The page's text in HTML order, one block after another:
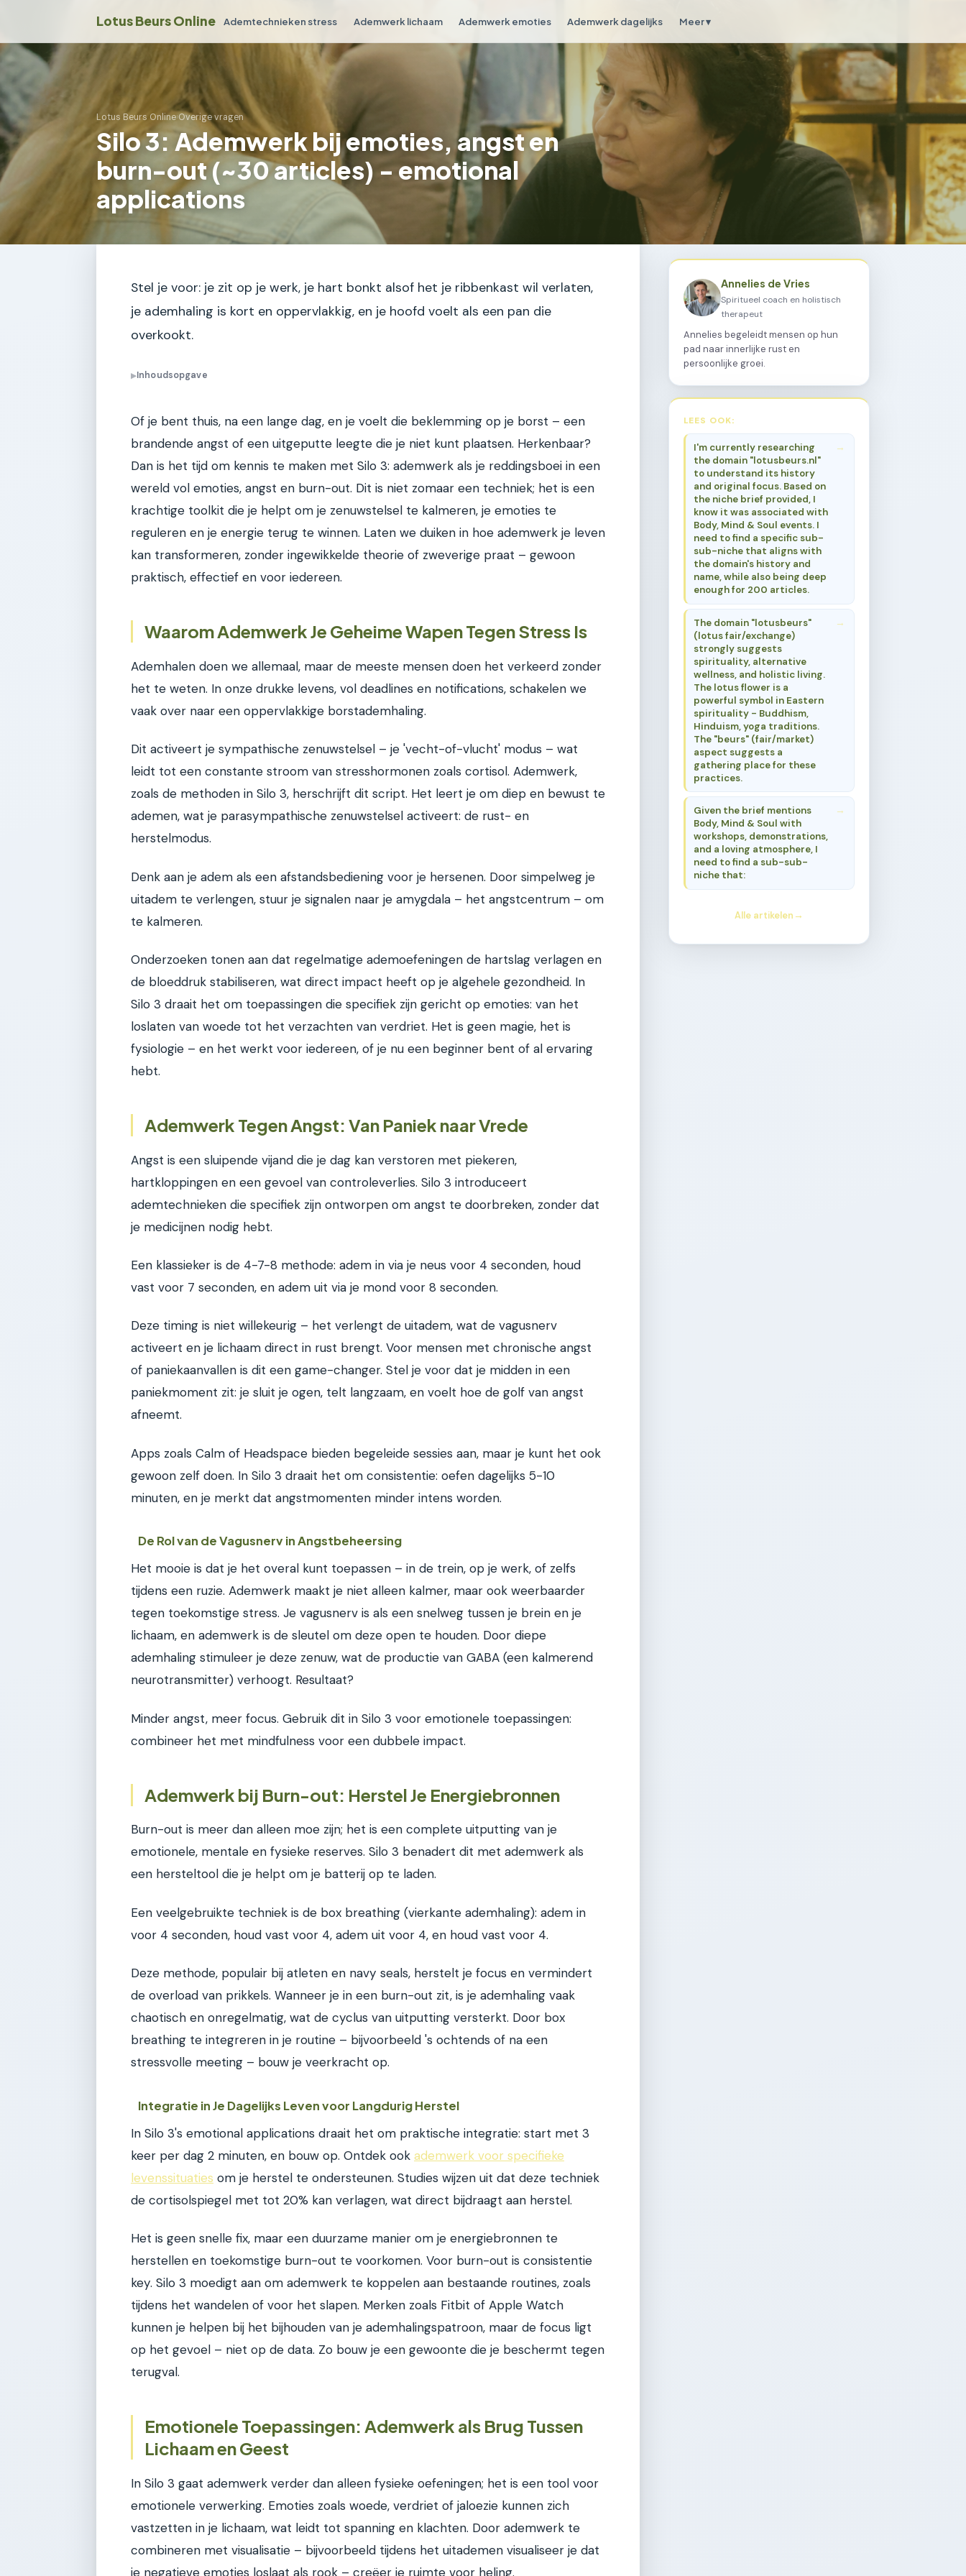
Lotus Beurs Online Ademtechnieken stress Ademwerk lichaam Ademwerk emoties Ademwerk dagelijks Meer ▾
Lotus Beurs Online›Overige vragen
Silo 3: Ademwerk bij emoties, angst en
burn-out (~30 articles) - emotional
applications
Stel je voor: je zit op je werk, je hart bonkt alsof het je ribbenkast wil verlaten,
je ademhaling is kort en oppervlakkig, en je hoofd voelt als een pan die
overkookt.
▶Inhoudsopgave
Of je bent thuis, na een lange dag, en je voelt die beklemming op je borst – een
brandende angst of een uitgeputte leegte die je niet kunt plaatsen. Herkenbaar?
Dan is het tijd om kennis te maken met Silo 3: ademwerk als je reddingsboei in een
wereld vol emoties, angst en burn-out. Dit is niet zomaar een techniek; het is een
krachtige toolkit die je helpt om je zenuwstelsel te kalmeren, je emoties te
reguleren en je energie terug te winnen. Laten we duiken in hoe ademwerk je leven
kan transformeren, zonder ingewikkelde theorie of zweverige praat – gewoon
praktisch, effectief en voor iedereen.
Waarom Ademwerk Je Geheime Wapen Tegen Stress Is
Ademhalen doen we allemaal, maar de meeste mensen doen het verkeerd zonder
het te weten. In onze drukke levens, vol deadlines en notifications, schakelen we
vaak over naar een oppervlakkige borstademhaling.
Dit activeert je sympathische zenuwstelsel – je 'vecht-of-vlucht' modus – wat
leidt tot een constante stroom van stresshormonen zoals cortisol. Ademwerk,
zoals de methoden in Silo 3, herschrijft dit script. Het leert je om diep en bewust te
ademen, wat je parasympathische zenuwstelsel activeert: de rust- en
herstelmodus.
Denk aan je adem als een afstandsbediening voor je hersenen. Door simpelweg je
uitadem te verlengen, stuur je signalen naar je amygdala – het angstcentrum – om
te kalmeren.
Onderzoeken tonen aan dat regelmatige ademoefeningen de hartslag verlagen en
de bloeddruk stabiliseren, wat direct impact heeft op je algehele gezondheid. In
Silo 3 draait het om toepassingen die specifiek zijn gericht op emoties: van het
loslaten van woede tot het verzachten van verdriet. Het is geen magie, het is
fysiologie – en het werkt voor iedereen, of je nu een beginner bent of al ervaring
hebt.
Ademwerk Tegen Angst: Van Paniek naar Vrede
Angst is een sluipende vijand die je dag kan verstoren met piekeren,
hartkloppingen en een gevoel van controleverlies. Silo 3 introduceert
ademtechnieken die specifiek zijn ontworpen om angst te doorbreken, zonder dat
je medicijnen nodig hebt.
Een klassieker is de 4-7-8 methode: adem in via je neus voor 4 seconden, houd
vast voor 7 seconden, en adem uit via je mond voor 8 seconden.
Deze timing is niet willekeurig – het verlengt de uitadem, wat de vagusnerv
activeert en je lichaam direct in rust brengt. Voor mensen met chronische angst
of paniekaanvallen is dit een game-changer. Stel je voor dat je midden in een
paniekmoment zit: je sluit je ogen, telt langzaam, en voelt hoe de golf van angst
afneemt.
Apps zoals Calm of Headspace bieden begeleide sessies aan, maar je kunt het ook
gewoon zelf doen. In Silo 3 draait het om consistentie: oefen dagelijks 5-10
minuten, en je merkt dat angstmomenten minder intens worden.
De Rol van de Vagusnerv in Angstbeheersing
Het mooie is dat je het overal kunt toepassen – in de trein, op je werk, of zelfs
tijdens een ruzie. Ademwerk maakt je niet alleen kalmer, maar ook weerbaarder
tegen toekomstige stress. Je vagusnerv is als een snelweg tussen je brein en je
lichaam, en ademwerk is de sleutel om deze open te houden. Door diepe
ademhaling stimuleer je deze zenuw, wat de productie van GABA (een kalmerend
neurotransmitter) verhoogt. Resultaat?
Minder angst, meer focus. Gebruik dit in Silo 3 voor emotionele toepassingen:
combineer het met mindfulness voor een dubbele impact.
Ademwerk bij Burn-out: Herstel Je Energiebronnen
Burn-out is meer dan alleen moe zijn; het is een complete uitputting van je
emotionele, mentale en fysieke reserves. Silo 3 benadert dit met ademwerk als
een hersteltool die je helpt om je batterij op te laden.
Een veelgebruikte techniek is de box breathing (vierkante ademhaling): adem in
voor 4 seconden, houd vast voor 4, adem uit voor 4, en houd vast voor 4.
Deze methode, populair bij atleten en navy seals, herstelt je focus en vermindert
de overload van prikkels. Wanneer je in een burn-out zit, is je ademhaling vaak
chaotisch en onregelmatig, wat de cyclus van uitputting versterkt. Door box
breathing te integreren in je routine – bijvoorbeeld 's ochtends of na een
stressvolle meeting – bouw je veerkracht op.
Integratie in Je Dagelijks Leven voor Langdurig Herstel
In Silo 3's emotional applications draait het om praktische integratie: start met 3
keer per dag 2 minuten, en bouw op. Ontdek ook ademwerk voor specifieke
levenssituaties om je herstel te ondersteunen. Studies wijzen uit dat deze techniek
de cortisolspiegel met tot 20% kan verlagen, wat direct bijdraagt aan herstel.
Het is geen snelle fix, maar een duurzame manier om je energiebronnen te
herstellen en toekomstige burn-out te voorkomen. Voor burn-out is consistentie
key. Silo 3 moedigt aan om ademwerk te koppelen aan bestaande routines, zoals
tijdens het wandelen of voor het slapen. Merken zoals Fitbit of Apple Watch
kunnen je helpen bij het bijhouden van je ademhalingspatroon, maar de focus ligt
op het gevoel – niet op de data. Zo bouw je een gewoonte die je beschermt tegen
terugval.
Emotionele Toepassingen: Ademwerk als Brug Tussen
Lichaam en Geest
In Silo 3 gaat ademwerk verder dan alleen fysieke oefeningen; het is een tool voor
emotionele verwerking. Emoties zoals woede, verdriet of jaloezie kunnen zich
vastzetten in je lichaam, wat leidt tot spanning en klachten. Door ademwerk te
combineren met visualisatie – bijvoorbeeld tijdens het uitademen visualiseer je dat
je negatieve emoties loslaat als rook – creëer je ruimte voor heling.
Annelies de Vries
Spiritueel coach en holistisch
therapeut
Annelies begeleidt mensen op hun
pad naar innerlijke rust en
persoonlijke groei.
LEES OOK:
I'm currently researching
the domain "lotusbeurs.nl"
to understand its history
and original focus. Based on
the niche brief provided, I
know it was associated with
Body, Mind & Soul events. I
need to find a specific sub-
sub-niche that aligns with
the domain's history and
name, while also being deep
enough for 200 articles.
The domain "lotusbeurs"
(lotus fair/exchange)
strongly suggests
spirituality, alternative
wellness, and holistic living.
The lotus flower is a
powerful symbol in Eastern
spirituality - Buddhism,
Hinduism, yoga traditions.
The "beurs" (fair/market)
aspect suggests a
gathering place for these
practices.
Given the brief mentions
Body, Mind & Soul with
workshops, demonstrations,
and a loving atmosphere, I
need to find a sub-sub-
niche that:
Alle artikelen